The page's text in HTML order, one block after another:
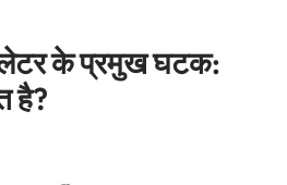
के प्रमुख घटक:
है?